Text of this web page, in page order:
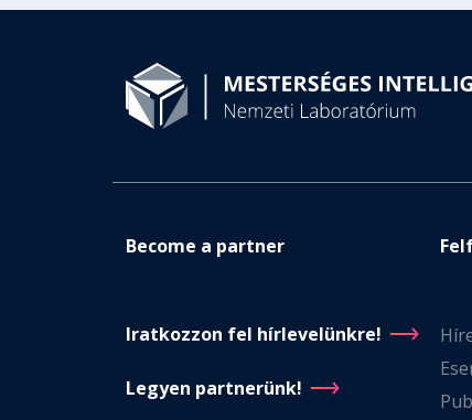
Become a partner
Iratkozzon fel hírlevelünkre!
Legyen partnerünk!